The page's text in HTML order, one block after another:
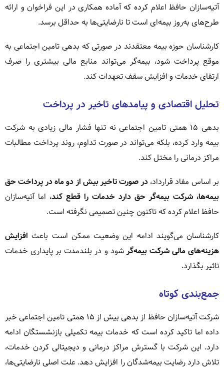
آتیه‌سازان حافظ اعلام کرده که آماده همکاری در این فراخوان و ارائه
طرح‌های به‌روز بیمه‌ای است تا نارضایتی‌ها به حداقل برسد.
کارشناسان حوزه بیمه معتقدند در صورتی که بدهی تامین اجتماعی به
موقع پرداخت شود، بیمه‌گر می‌تواند منابع مالی بیشتری را صرف
ارتقای خدمات و افزایش سقف تعهدات کند.
تحلیل اقتصادی و پیامدهای تاخیر در پرداخت
بدهی ۱۵ همتی تامین اجتماعی نه تنها فشار مالی زیادی به شرکت
بیمه وارد کرده، بلکه می‌تواند در صورت تداوم، روند پرداخت مطالبات
مراکز درمانی را مختل کند.
بر اساس مفاد قرارداد،در صورت تاخیر بیش از دو ماه در پرداخت حق
بیمه‌ها، شرکت بیمه‌گر حق دارد خدمات را قطع کند، اما آتیه‌سازان
حافظ اعلام کرده که تاکنون چنین تصمیمی نگرفته است.
کارشناسان می‌گویند ادامه این وضعیت ممکن است باعث افزایش
هزینه‌های مالی شرکت بیمه‌گر شود و در بلندمدت بر پایداری خدمات
تاثیر بگذارد.
جمع‌بندی کوتاه
شرکت آتیه‌سازان حافظ از بدهی بیش از ۱۵ همتی تامین اجتماعی خبر
داده اما تاکید کرده است که خدمات بیمه تکمیلی بازنشستگان ادامه
دارد. این شرکت با گسترش مراکز درمانی و دیجیتالی کردن خدمات،
تلاش دارد رضایت بیمه‌شدگان را افزایش دهد. علت اصلی نارضایتی‌ها،